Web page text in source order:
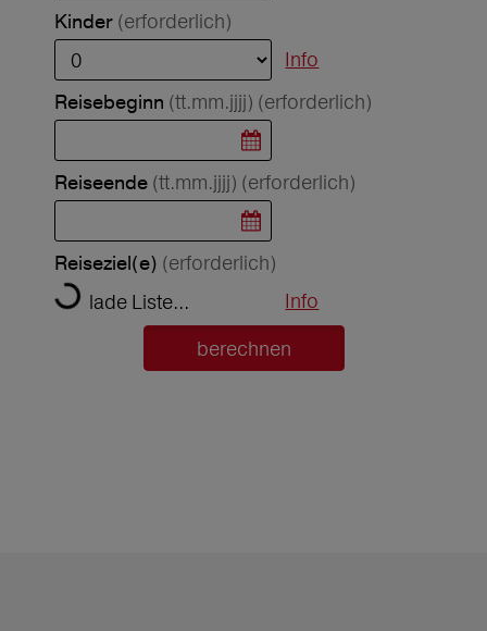
Kinder (erforderlich)
Info
Reisebeginn (tt.mm.jjjj) (erforderlich)
Reiseende (tt.mm.jjjj) (erforderlich)
Reiseziel(e) (erforderlich)
lade Liste...
Info
berechnen